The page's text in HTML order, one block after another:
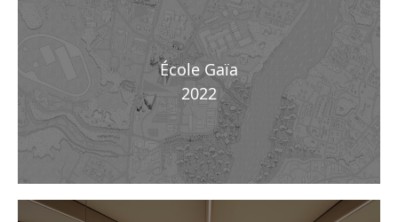
École Gaïa
2022